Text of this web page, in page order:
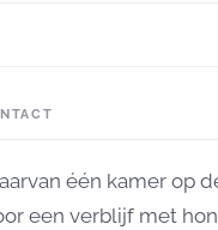
één kamer op
een verblijf met